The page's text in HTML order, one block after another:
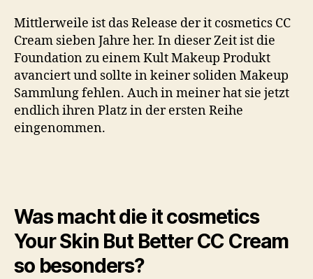
Mittlerweile ist das Release der it cosmetics CC
Cream sieben Jahre her. In dieser Zeit ist die
Foundation zu einem Kult Makeup Produkt
avanciert und sollte in keiner soliden Makeup
Sammlung fehlen. Auch in meiner hat sie jetzt
endlich ihren Platz in der ersten Reihe
eingenommen.
Was macht die it cosmetics
Your Skin But Better CC Cream
so besonders?